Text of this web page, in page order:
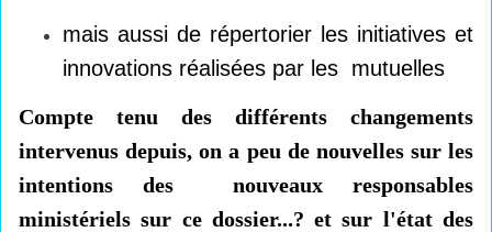
mais aussi de répertorier les initiatives et
innovations réalisées par les mutuelles
Compte tenu des différents changements
intervenus depuis, on a peu de nouvelles sur les
intentions des nouveaux responsables
ministériels sur ce dossier...? et sur l'état des